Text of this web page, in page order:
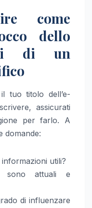
come
dello
di un
tuo titolo dell’e-
assicurati
per farlo. A
domande:
utili?
sono attuali e
di influenzare